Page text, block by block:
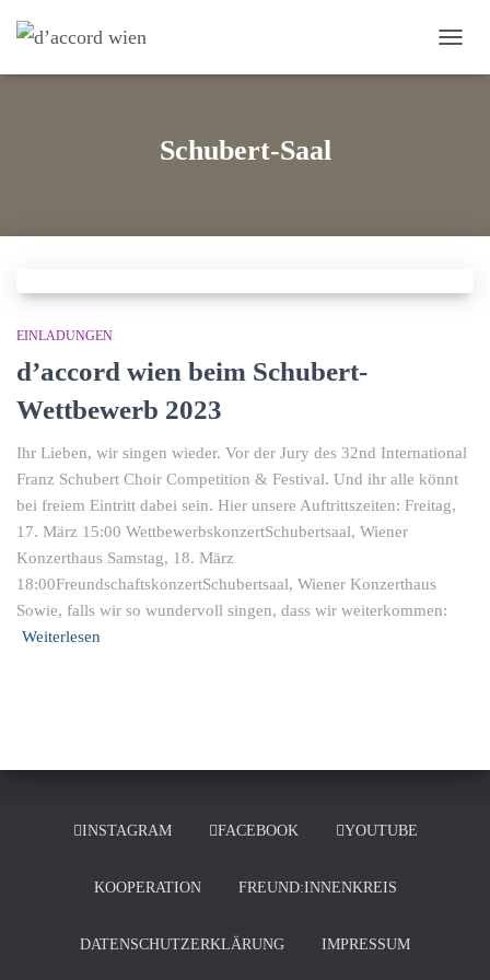
Schubert-Saal
EINLADUNGEN
d’accord wien beim Schubert-
Wettbewerb 2023
Ihr Lieben, wir singen wieder. Vor der Jury des 32nd International
Franz Schubert Choir Competition & Festival. Und ihr alle könnt
bei freiem Eintritt dabei sein. Hier unsere Auftrittszeiten: Freitag,
17. März 15:00 WettbewerbskonzertSchubertsaal, Wiener
Konzerthaus Samstag, 18. März
18:00FreundschaftskonzertSchubertsaal, Wiener Konzerthaus
Sowie, falls wir so wundervoll singen, dass wir weiterkommen:
Weiterlesen
INSTAGRAM FACEBOOK YOUTUBE
KOOPERATION FREUND:INNENKREIS
DATENSCHUTZERKLÄRUNG IMPRESSUM